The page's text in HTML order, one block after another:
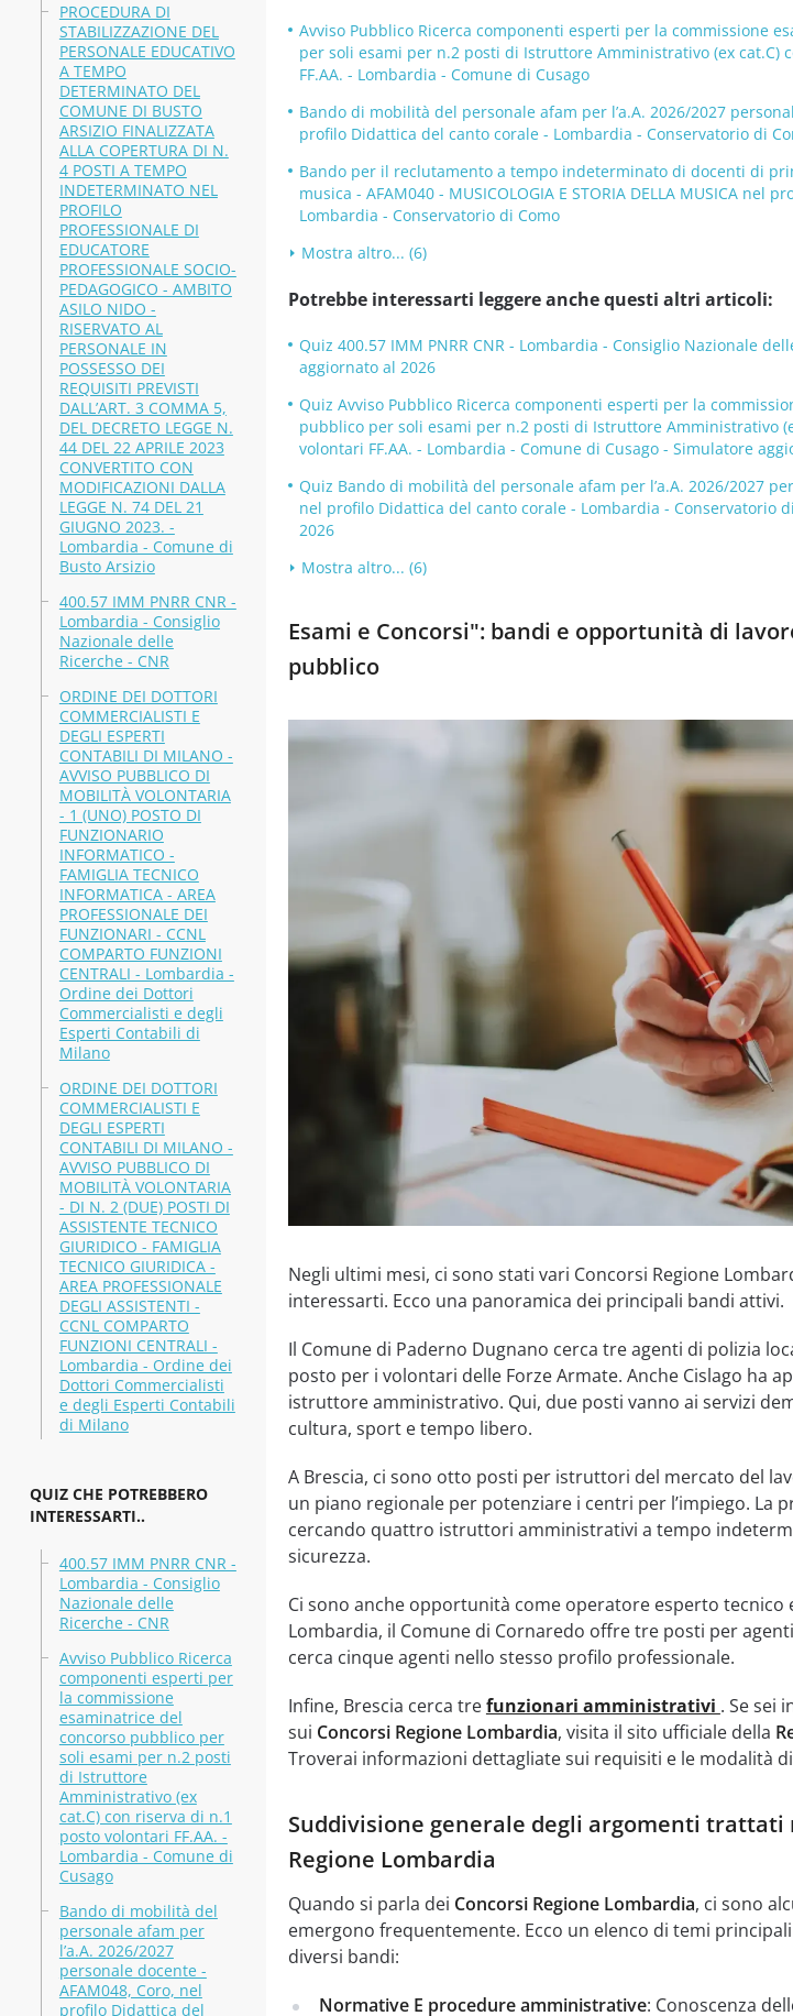
PROCEDURA DI
STABILIZZAZIONE DEL
PERSONALE EDUCATIVO
A TEMPO
DETERMINATO DEL
COMUNE DI BUSTO
ARSIZIO FINALIZZATA
ALLA COPERTURA DI N.
4 POSTI A TEMPO
INDETERMINATO NEL
PROFILO
PROFESSIONALE DI
EDUCATORE
PROFESSIONALE SOCIO-
PEDAGOGICO - AMBITO
ASILO NIDO -
RISERVATO AL
PERSONALE IN
POSSESSO DEI
REQUISITI PREVISTI
DALL’ART. 3 COMMA 5,
DEL DECRETO LEGGE N.
44 DEL 22 APRILE 2023
CONVERTITO CON
MODIFICAZIONI DALLA
LEGGE N. 74 DEL 21
GIUGNO 2023. -
Lombardia - Comune di
Busto Arsizio
400.57 IMM PNRR CNR -
Lombardia - Consiglio
Nazionale delle
Ricerche - CNR
ORDINE DEI DOTTORI
COMMERCIALISTI E
DEGLI ESPERTI
CONTABILI DI MILANO -
AVVISO PUBBLICO DI
MOBILITÀ VOLONTARIA
- 1 (UNO) POSTO DI
FUNZIONARIO
INFORMATICO -
FAMIGLIA TECNICO
INFORMATICA - AREA
PROFESSIONALE DEI
FUNZIONARI - CCNL
COMPARTO FUNZIONI
CENTRALI - Lombardia -
Ordine dei Dottori
Commercialisti e degli
Esperti Contabili di
Milano
ORDINE DEI DOTTORI
COMMERCIALISTI E
DEGLI ESPERTI
CONTABILI DI MILANO -
AVVISO PUBBLICO DI
MOBILITÀ VOLONTARIA
- DI N. 2 (DUE) POSTI DI
ASSISTENTE TECNICO
GIURIDICO - FAMIGLIA
TECNICO GIURIDICA -
AREA PROFESSIONALE
DEGLI ASSISTENTI -
CCNL COMPARTO
FUNZIONI CENTRALI -
Lombardia - Ordine dei
Dottori Commercialisti
e degli Esperti Contabili
di Milano
QUIZ CHE POTREBBERO
INTERESSARTI..
400.57 IMM PNRR CNR -
Lombardia - Consiglio
Nazionale delle
Ricerche - CNR
Avviso Pubblico Ricerca
componenti esperti per
la commissione
esaminatrice del
concorso pubblico per
soli esami per n.2 posti
di Istruttore
Amministrativo (ex
cat.C) con riserva di n.1
posto volontari FF.AA. -
Lombardia - Comune di
Cusago
Bando di mobilità del
personale afam per
l’a.A. 2026/2027
personale docente -
AFAM048, Coro, nel
profilo Didattica del
Avviso Pubblico Ricerca componenti esperti per la commissione
per soli esami per n.2 posti di Istruttore Amministrativo (ex cat.C)
FF.AA. - Lombardia - Comune di Cusago
Bando di mobilità del personale afam per l’a.A. 2026/2027
profilo Didattica del canto corale - Lombardia - Conservatorio di
Bando per il reclutamento a tempo indeterminato di docenti di
musica - AFAM040 - MUSICOLOGIA E STORIA DELLA MUSICA nel
Lombardia - Conservatorio di Como
Mostra altro... (6)
Potrebbe interessarti leggere anche questi altri articoli:
Quiz 400.57 IMM PNRR CNR - Lombardia - Consiglio Nazionale
aggiornato al 2026
Quiz Avviso Pubblico Ricerca componenti esperti per la
pubblico per soli esami per n.2 posti di Istruttore Amministrativo
volontari FF.AA. - Lombardia - Comune di Cusago - Simulatore
Quiz Bando di mobilità del personale afam per l’a.A. 2026/2027
nel profilo Didattica del canto corale - Lombardia - Conservatorio
2026
Mostra altro... (6)
Esami e Concorsi": bandi e opportunità di
pubblico
Negli ultimi mesi, ci sono stati vari Concorsi Regione
interessarti. Ecco una panoramica dei principali bandi attivi.
Il Comune di Paderno Dugnano cerca tre agenti di polizia
posto per i volontari delle Forze Armate. Anche Cislago ha
istruttore amministrativo. Qui, due posti vanno ai servizi
cultura, sport e tempo libero.
A Brescia, ci sono otto posti per istruttori del mercato del
un piano regionale per potenziare i centri per l’impiego. La
cercando quattro istruttori amministrativi a tempo
sicurezza.
Ci sono anche opportunità come operatore esperto tecnico
Lombardia, il Comune di Cornaredo offre tre posti per
cerca cinque agenti nello stesso profilo professionale.
Infine, Brescia cerca trefunzionari amministrativi . Se sei
sui Concorsi Regione Lombardia, visita il sito ufficiale della
Troverai informazioni dettagliate sui requisiti e le modalità
Suddivisione generale degli argomenti trattati
Regione Lombardia
Quando si parla dei Concorsi Regione Lombardia, ci sono
emergono frequentemente. Ecco un elenco di temi
diversi bandi:
Normative E procedure amministrative: Conoscenza